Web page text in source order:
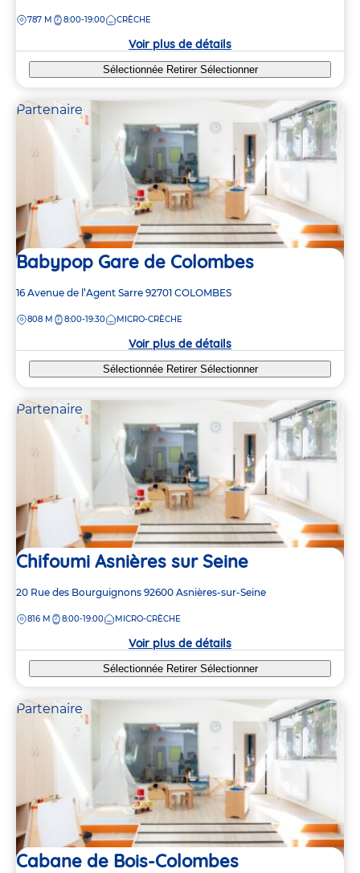
la
DISTANCE
787 M 8:00-19:00 CRÈCHE
Voir plus de détails
Sélectionnée Retirer Sélectionner
Partenaire
Babypop Gare de Colombes
Adresse
la
16 Avenue de l’Agent Sarre 92701 COLOMBES
DISTANCE
808 M 8:00-19:30 MICRO-CRÈCHE
Voir plus de détails
Sélectionnée Retirer Sélectionner
Partenaire
Chifoumi Asnières sur Seine
Adresse
la
20 Rue des Bourguignons 92600 Asnières-sur-Seine
DISTANCE
816 M 8:00-19:00 MICRO-CRÈCHE
Voir plus de détails
Sélectionnée Retirer Sélectionner
Partenaire
Cabane de Bois-Colombes